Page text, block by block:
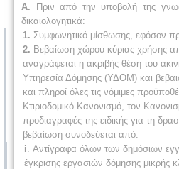
Α. Πριν από την υποβολή της
δικαιολογητικά:
1. Συμφωνητικό μίσθωσης, εφόσον
2. Βεβαίωση χώρου κύριας χρήσης
αναγράφεται η ακριβής θέση του
Υπηρεσία Δόμησης (ΥΔΟΜ) και
και πληροί όλες τις νόμιμες
Κτιριοδομικό Κανονισμό, τον
προδιαγραφές της ειδικής για τη
βεβαίωση συνοδεύεται από:
i . Αντίγραφα όλων των δημόσιων
έγκρισης εργασιών δόμησης μικρής